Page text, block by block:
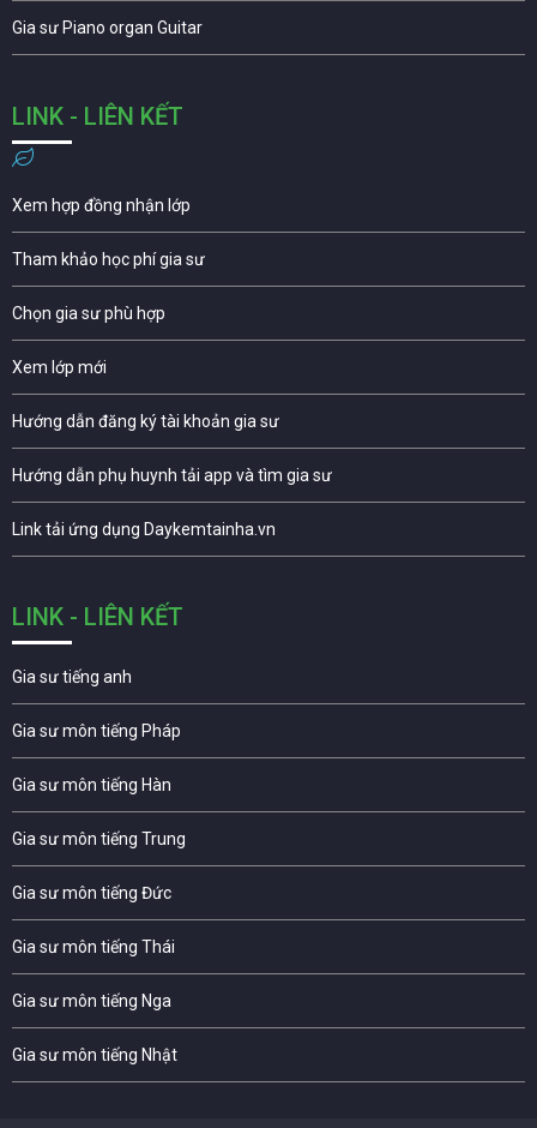
Gia sư Piano organ Guitar
LINK - LIÊN KẾT
Xem hợp đồng nhận lớp
Tham khảo học phí gia sư
Chọn gia sư phù hợp
Xem lớp mới
Hướng dẫn đăng ký tài khoản gia sư
Hướng dẫn phụ huynh tải app và tìm gia sư
Link tải ứng dụng Daykemtainha.vn
LINK - LIÊN KẾT
Gia sư tiếng anh
Gia sư môn tiếng Pháp
Gia sư môn tiếng Hàn
Gia sư môn tiếng Trung
Gia sư môn tiếng Đức
Gia sư môn tiếng Thái
Gia sư môn tiếng Nga
Gia sư môn tiếng Nhật